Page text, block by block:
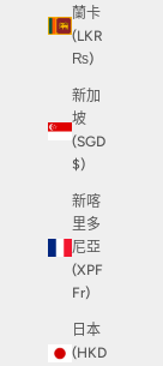
蘭卡
(LKR
₨)
新加
坡
(SGD
$)
新喀
里多
尼亞
(XPF
Fr)
日本
(HKD